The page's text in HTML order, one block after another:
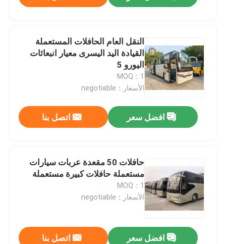
النقل العام الحافلات المستعملة
القيادة اليد اليسرى معيار انبعاثات
اليورو 5
MOQ：1
الأسعار：negotiable
افضل سعر اتصل بنا
حافلات 50 مقعدة عربات سيارات
مستعملة حافلات كبيرة مستعملة
MOQ：1
الأسعار：negotiable
افضل سعر اتصل بنا